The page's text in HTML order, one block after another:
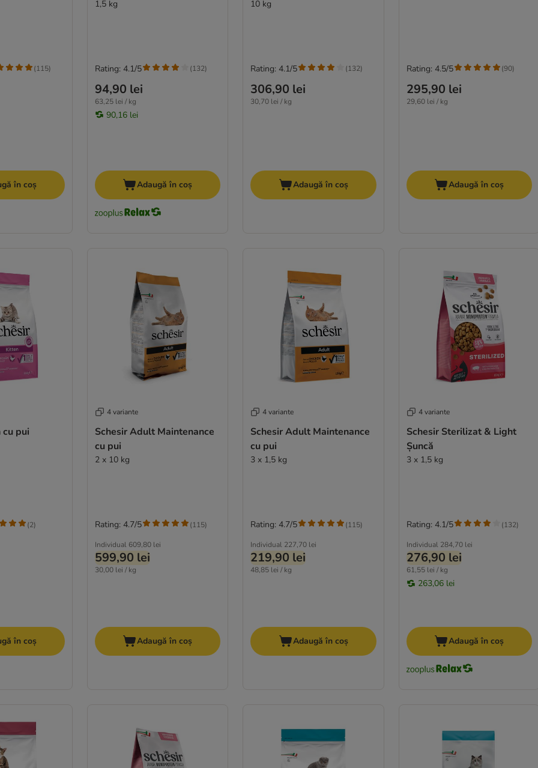
(115)
în coș
1,5 kg
94,90 lei
63,25 lei / kg
90,16 lei
Rating: 4.1/5 (132)
Adaugă în coș
10 kg
306,90 lei
30,70 lei / kg
Rating: 4.1/5 (132)
Adaugă în coș
295,90 lei
29,60 lei / kg
Rating: 4.5/5 (90)
Adaugă în coș
pui
(2)
în coș
4 variante
Schesir Adult Maintenance
cu pui
2 x 10 kg
Individual 609,80 lei
599,90 lei
30,00 lei / kg
Rating: 4.7/5 (115)
Adaugă în coș
4 variante
Schesir Adult Maintenance
cu pui
3 x 1,5 kg
Individual 227,70 lei
219,90 lei
48,85 lei / kg
Rating: 4.7/5 (115)
Adaugă în coș
4 variante
Schesir Sterilizat & Light
Șuncă
3 x 1,5 kg
Individual 284,70 lei
276,90 lei
61,55 lei / kg
263,06 lei
Rating: 4.1/5 (132)
Adaugă în coș